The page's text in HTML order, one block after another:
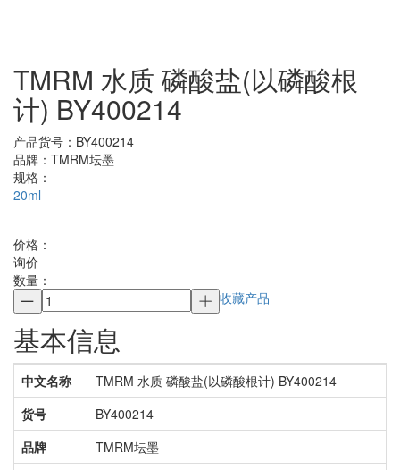
TMRM 水质 磷酸盐(以磷酸根
计) BY400214
产品货号： BY400214
品牌： TMRM坛墨
规格：
20ml
价格：
询价
数量：
收藏产品
基本信息
中文名称
TMRM 水质 磷酸盐(以磷酸根计) BY400214
货号
BY400214
品牌
TMRM坛墨